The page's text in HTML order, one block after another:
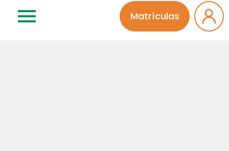
Matrículas